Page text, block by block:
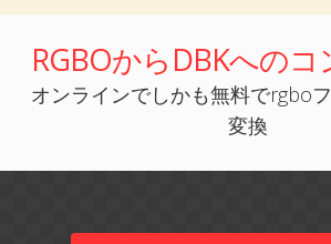
RGBOからDBKへの
オンラインでしかも無料でrgbo
変換